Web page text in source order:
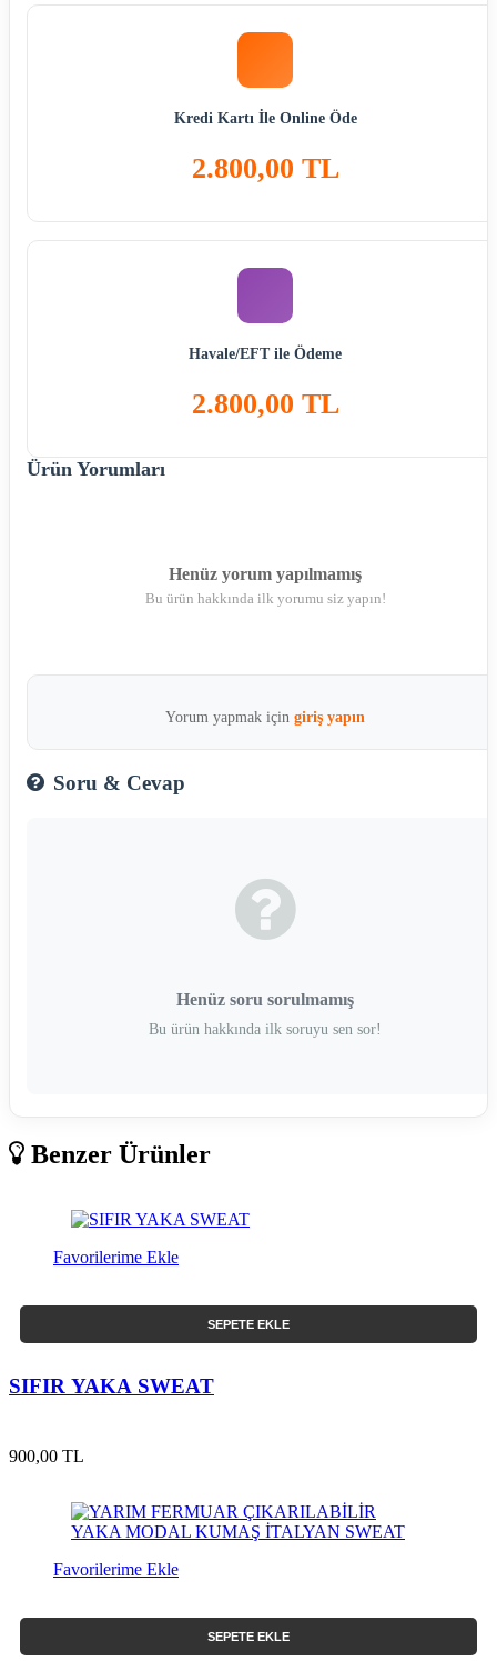
Kredi Kartı İle Online Öde
2.800,00 TL
Havale/EFT ile Ödeme
2.800,00 TL
Ürün Yorumları
Henüz yorum yapılmamış
Bu ürün hakkında ilk yorumu siz yapın!
Yorum yapmak için giriş yapın
Soru & Cevap
Henüz soru sorulmamış
Bu ürün hakkında ilk soruyu sen sor!
Benzer Ürünler
Favorilerime Ekle
SEPETE EKLE
SIFIR YAKA SWEAT
900,00 TL
Favorilerime Ekle
SEPETE EKLE